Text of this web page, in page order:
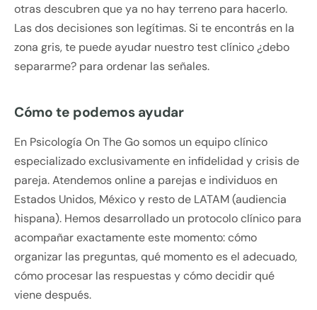
otras descubren que ya no hay terreno para hacerlo.
Las dos decisiones son legítimas. Si te encontrás en la
zona gris, te puede ayudar nuestro test clínico ¿debo
separarme? para ordenar las señales.
Cómo te podemos ayudar
En Psicología On The Go somos un equipo clínico
especializado exclusivamente en infidelidad y crisis de
pareja. Atendemos online a parejas e individuos en
Estados Unidos, México y resto de LATAM (audiencia
hispana). Hemos desarrollado un protocolo clínico para
acompañar exactamente este momento: cómo
organizar las preguntas, qué momento es el adecuado,
cómo procesar las respuestas y cómo decidir qué
viene después.